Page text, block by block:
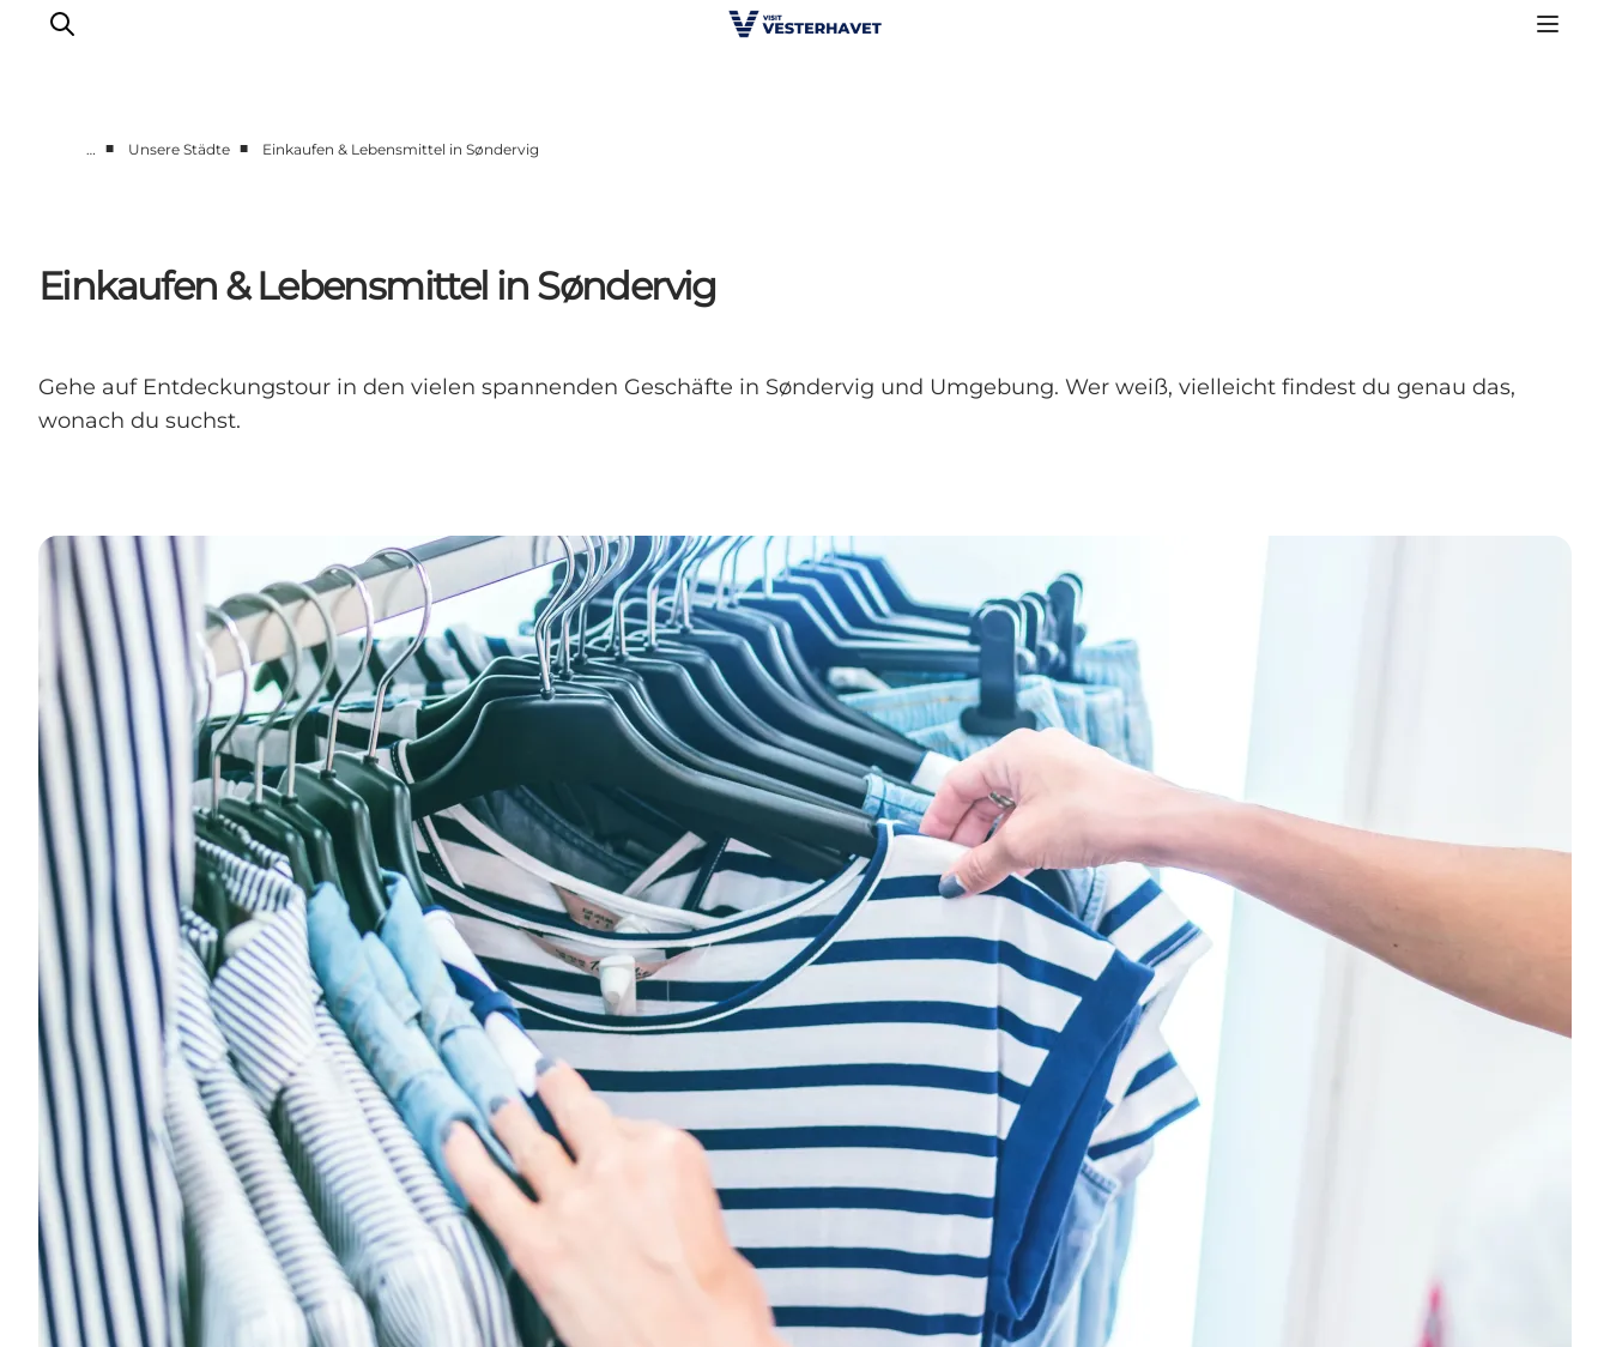
Unsere Städte
Essen & Übernachtung
Plane deine Reise
… ■ Unsere Städte ■ Einkaufen & Lebensmittel in Søndervig
Einkaufen & Lebensmittel in Søndervig
Gehe auf Entdeckungstour in den vielen spannenden Geschäfte in Søndervig und Umgebung. Wer weiß, vielleicht findest du genau das,
wonach du suchst.